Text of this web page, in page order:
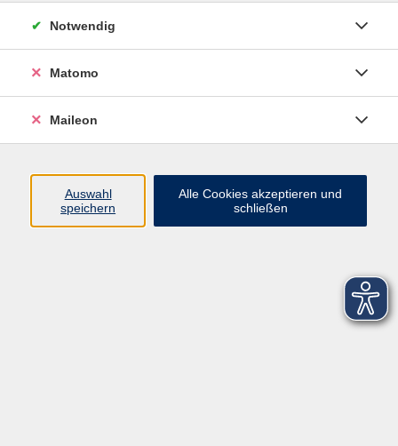
Notwendig
Matomo
Maileon
Auswahl
speichern
Alle Cookies akzeptieren und
schließen